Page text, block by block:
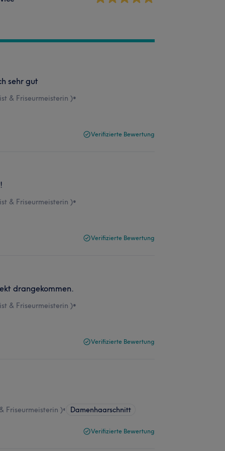
sehr gut
& Friseurmeisterin )•
Verifizierte Bewertung
& Friseurmeisterin )•
Verifizierte Bewertung
drangekommen.
& Friseurmeisterin )•
Verifizierte Bewertung
Friseurmeisterin )• Damenhaarschnitt
Verifizierte Bewertung